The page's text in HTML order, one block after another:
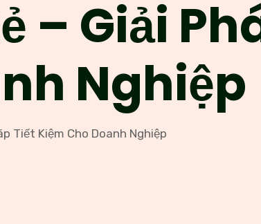
– Giải
Nghiệp
Tiết Kiệm Cho Doanh Nghiệp